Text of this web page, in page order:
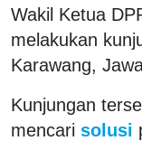
Wakil Ketua
melakukan
Karawang,
Kunjungan
mencari solusi